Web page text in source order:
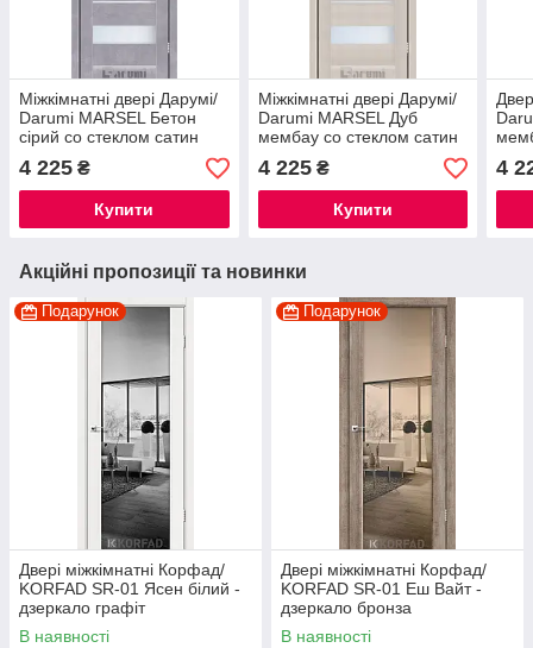
Міжкімнатні двері Дарумі/
Darumi MARSEL Бетон
сірий со стеклом сатин
4 225 ₴
Купити
Міжкімнатні двері Дарумі/
Darumi MARSEL Дуб
мембау со стеклом сатин
4 225₴
Купити
4
Акційні пропозиції та новинки
Подарунок
Двері міжкімнатні Корфад/
KORFAD SR-01 Ясен білий -
дзеркало графіт
В наявності
Подарунок
Двері міжкімнатні Корфад/
KORFAD SR-01 Еш Вайт -
дзеркало бронза
В наявності